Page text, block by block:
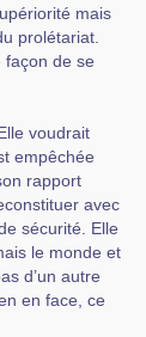
mais
prolétariat.
façon de se
voudrait
empêchée
rapport
avec
sécurité. Elle
le monde et
d’un autre
en face, ce